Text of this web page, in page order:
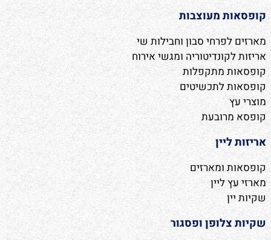
קופסאות מעוצבות
מארזים לפרחי סבון וחבילות שי
אריזות לקונדיטוריה ומגשי אירוח
קופסאות מתקפלות
קופסאות לתכשיטים
מוצרי עץ
קופסא מרובעת
אריזות ליין
קופסאות ומארזים
מארזי עץ ליין
שקיות יין
שקיות צלופן ופסגור